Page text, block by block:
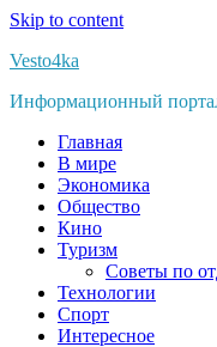
Skip to content
Vesto4ka
Информационный
Главная
В мире
Экономика
Общество
Кино
Туризм
Советы по
Технологии
Спорт
Интересное